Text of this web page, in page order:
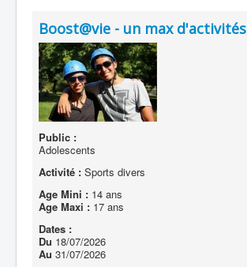
Boost@vie - un max d'activités
Public :
Adolescents
Activité : Sports divers
Age Mini : 14 ans
Age Maxi : 17 ans
Dates :
Du 18/07/2026
Au 31/07/2026